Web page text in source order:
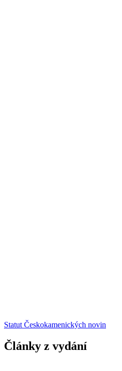
Statut Českokamenických novin
Články z vydání